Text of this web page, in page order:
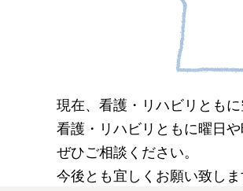
現在、看護・リハビリともに
看護・リハビリともに曜日
ぜひご相談ください。
今後とも宜しくお願い致しま